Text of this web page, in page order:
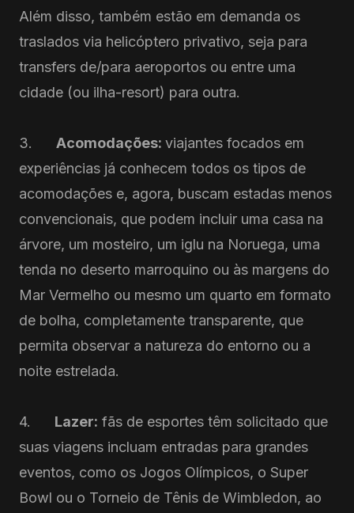
Além disso, também estão em demanda os
traslados via helicóptero privativo, seja para
transfers de/para aeroportos ou entre uma
cidade (ou ilha-resort) para outra.
3. Acomodações: viajantes focados em
experiências já conhecem todos os tipos de
acomodações e, agora, buscam estadas menos
convencionais, que podem incluir uma casa na
árvore, um mosteiro, um iglu na Noruega, uma
tenda no deserto marroquino ou às margens do
Mar Vermelho ou mesmo um quarto em formato
de bolha, completamente transparente, que
permita observar a natureza do entorno ou a
noite estrelada.
4. Lazer: fãs de esportes têm solicitado que
suas viagens incluam entradas para grandes
eventos, como os Jogos Olímpicos, o Super
Bowl ou o Torneio de Tênis de Wimbledon, ao